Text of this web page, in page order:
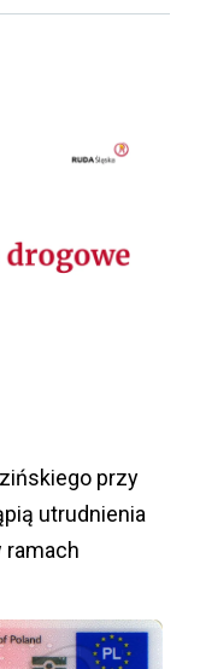
przy
utrudnienia
ramach